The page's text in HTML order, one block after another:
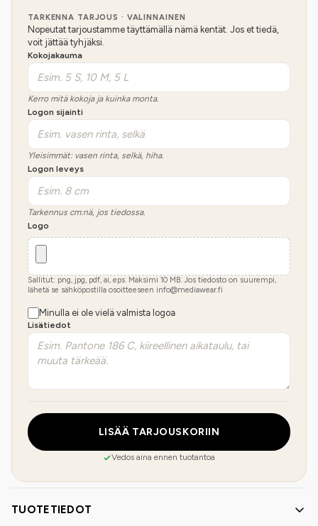
TARKENNA TARJOUS · VALINNAINEN
Nopeutat tarjoustamme täyttämällä nämä kentät. Jos et tiedä,
voit jättää tyhjäksi.
Kokojakauma
Kerro mitä kokoja ja kuinka monta.
Logon sijainti
Yleisimmät: vasen rinta, selkä, hiha.
Logon leveys
Tarkennus cm:nä, jos tiedossa.
Logo
Sallitut: png, jpg, pdf, ai, eps. Maksimi 10 MB. Jos tiedosto on suurempi,
lähetä se sähköpostilla osoitteeseen info@mediawear.fi
Minulla ei ole vielä valmista logoa
Lisätiedot
LISÄÄ TARJOUSKORIIN
Vedos aina ennen tuotantoa
TUOTETIEDOT